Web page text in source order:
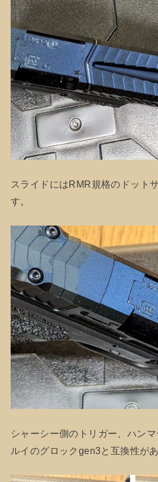
スライドにはRMR規格のドット
す。
シャーシー側のトリガー、ハン
ルイのグロックgen3と互換性が